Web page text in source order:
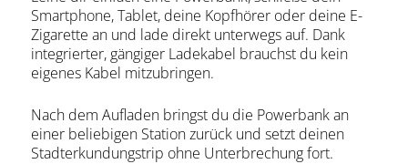
Smartphone, Tablet, deine Kopfhörer oder deine E-
Zigarette an und lade direkt unterwegs auf. Dank
integrierter, gängiger Ladekabel brauchst du kein
eigenes Kabel mitzubringen.
Nach dem Aufladen bringst du die Powerbank an
einer beliebigen Station zurück und setzt deinen
Stadterkundungstrip ohne Unterbrechung fort.